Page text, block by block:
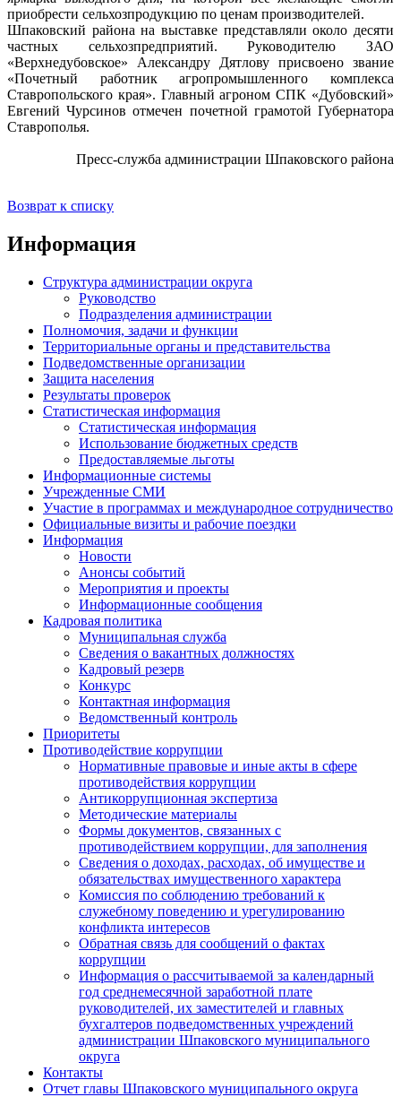
приобрести сельхозпродукцию по ценам производителей.
Шпаковский района на выставке представляли около десяти
частных сельхозпредприятий. Руководителю ЗАО
«Верхнедубовское» Александру Дятлову присвоено звание
«Почетный работник агропромышленного комплекса
Ставропольского края». Главный агроном СПК «Дубовский»
Евгений Чурсинов отмечен почетной грамотой Губернатора
Ставрополья.
Пресс-служба администрации Шпаковского района
Возврат к списку
Информация
Структура администрации округа
Руководство
Подразделения администрации
Полномочия, задачи и функции
Территориальные органы и представительства
Подведомственные организации
Защита населения
Результаты проверок
Статистическая информация
Статистическая информация
Использование бюджетных средств
Предоставляемые льготы
Информационные системы
Учрежденные СМИ
Участие в программах и международное сотрудничество
Официальные визиты и рабочие поездки
Информация
Новости
Анонсы событий
Мероприятия и проекты
Информационные сообщения
Кадровая политика
Муниципальная служба
Сведения о вакантных должностях
Кадровый резерв
Конкурс
Контактная информация
Ведомственный контроль
Приоритеты
Противодействие коррупции
Нормативные правовые и иные акты в сфере
противодействия коррупции
Антикоррупционная экспертиза
Методические материалы
Формы документов, связанных с
противодействием коррупции, для заполнения
Сведения о доходах, расходах, об имуществе и
обязательствах имущественного характера
Комиссия по соблюдению требований к
служебному поведению и урегулированию
конфликта интересов
Обратная связь для сообщений о фактах
коррупции
Информация о рассчитываемой за календарный
год среднемесячной заработной плате
руководителей, их заместителей и главных
бухгалтеров подведомственных учреждений
администрации Шпаковского муниципального
округа
Контакты
Отчет главы Шпаковского муниципального округа